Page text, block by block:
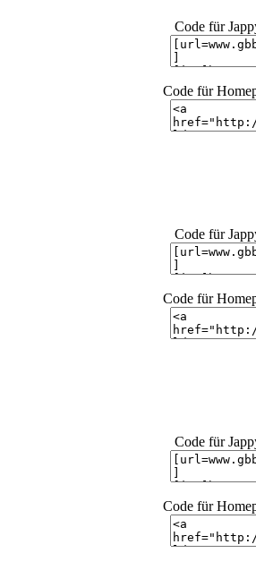
Code für
Code für
Code für
Code für
Code für
Code für